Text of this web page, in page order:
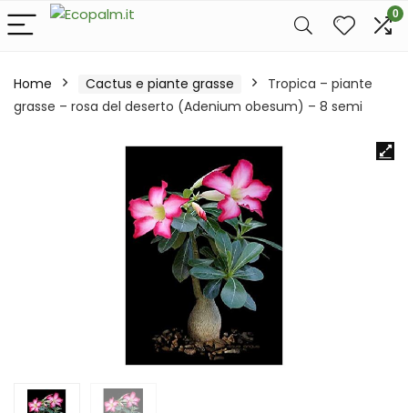
0
Home Cactus e piante grasse
Tropica – piante
grasse – rosa del deserto (Adenium obesum) – 8 semi